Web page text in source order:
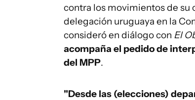
contra los movimientos de su
delegación uruguaya en la
consideró en diálogo con El
acompaña el pedido de
del MPP.
"Desde las (elecciones)